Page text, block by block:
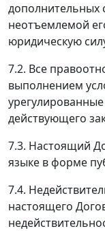
дополнительных
неотъемлемой
юридическую
7.2. Все
выполнением
действующего
7.3. Настоящий
языке в форме
7.4.
настоящего